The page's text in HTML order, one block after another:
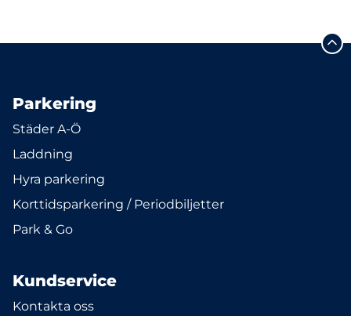
Parkering
Städer A-Ö
Laddning
Hyra parkering
Korttidsparkering / Periodbiljetter
Park & Go
Kundservice
Kontakta oss